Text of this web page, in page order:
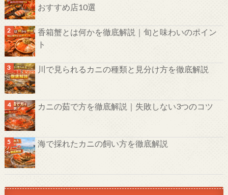
おすすめ店10選
香箱蟹とは何かを徹底解説｜旬と味わいのポイン
ト
川で見られるカニの種類と見分け方を徹底解説
カニの茹で方を徹底解説｜失敗しない3つのコツ
海で採れたカニの飼い方を徹底解説